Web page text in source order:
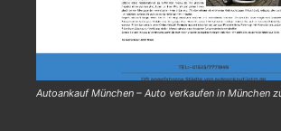
Autoankauf München – Auto verkaufen in München